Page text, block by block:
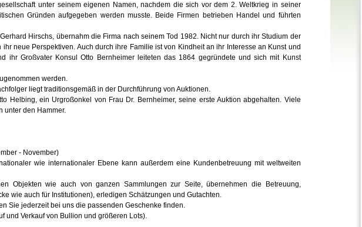
unter seinem eigenen Namen, nachdem die sich vor dem 2. Weltkrieg in seiner
Gründen aufgegeben werden musste. Beide Firmen betrieben Handel und führten
Hirschs, übernahm die Firma nach seinem Tod 1982. Nicht nur durch ihr Studium der
neue Perspektiven. Auch durch ihre Familie ist von Kindheit an ihr Interesse an Kunst und
ihr Großvater Konsul Otto Bernheimer leiteten das 1864 gegründete und sich mit Kunst
werden.
liegt traditionsgemäß in der Durchführung von Auktionen.
Helbing, ein Urgroßonkel von Frau Dr. Bernheimer, seine erste Auktion abgehalten. Viele
unter den Hammer.
- November)
wie internationaler Ebene kann außerdem eine Kundenbetreuung mit weltweiten
Objekten wie auch von ganzen Sammlungen zur Seite, übernehmen die Betreuung,
wie auch für Institutionen), erledigen Schätzungen und Gutachten.
Sie jederzeit bei uns die passenden Geschenke finden.
und Verkauf von Bullion und größeren Lots).